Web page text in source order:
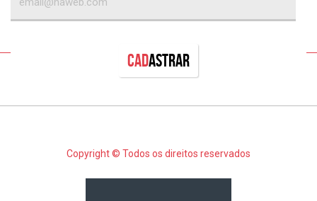
Cadastrar
Copyright © Todos os direitos reservados